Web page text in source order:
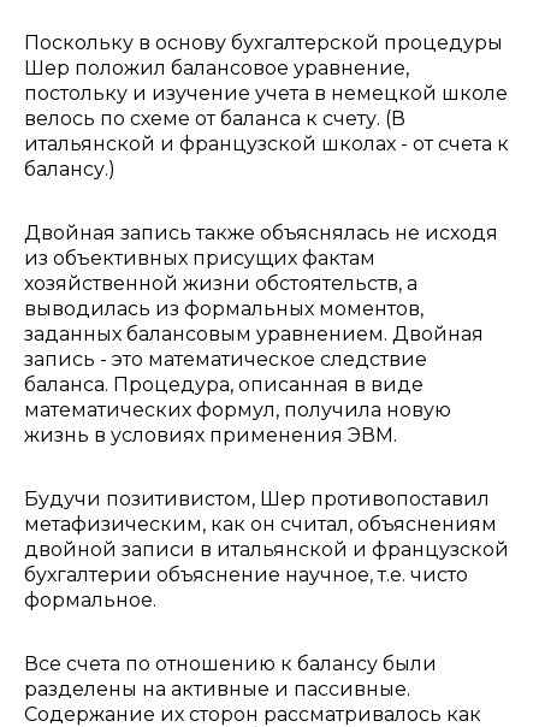
Поскольку в основу бухгалтерской процедуры
Шер положил балансовое уравнение,
постольку и изучение учета в немецкой школе
велось по схеме от баланса к счету. (В
итальянской и французской школах - от счета к
балансу.)
Двойная запись также объяснялась не исходя
из объективных присущих фактам
хозяйственной жизни обстоятельств, а
выводилась из формальных моментов,
заданных балансовым уравнением. Двойная
запись - это математическое следствие
баланса. Процедура, описанная в виде
математических формул, получила новую
жизнь в условиях применения ЭВМ.
Будучи позитивистом, Шер противопоставил
метафизическим, как он считал, объяснениям
двойной записи в итальянской и французской
бухгалтерии объяснение научное, т.е. чисто
формальное.
Все счета по отношению к балансу были
разделены на активные и пассивные.
Содержание их сторон рассматривалось как